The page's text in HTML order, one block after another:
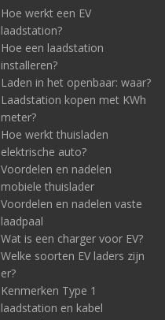
Hoe werkt een EV
laadstation?
Hoe een laadstation
installeren?
Laden in het openbaar: waar?
Laadstation kopen met KWh
meter?
Hoe werkt thuisladen
elektrische auto?
Voordelen en nadelen
mobiele thuislader
Voordelen en nadelen vaste
laadpaal
Wat is een charger voor EV?
Welke soorten EV laders zijn
er?
Kenmerken Type 1
laadstation en kabel